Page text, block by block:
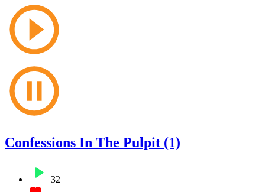
Confessions In The Pulpit (1)
32